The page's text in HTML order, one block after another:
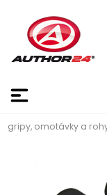
gripy, omotávky a